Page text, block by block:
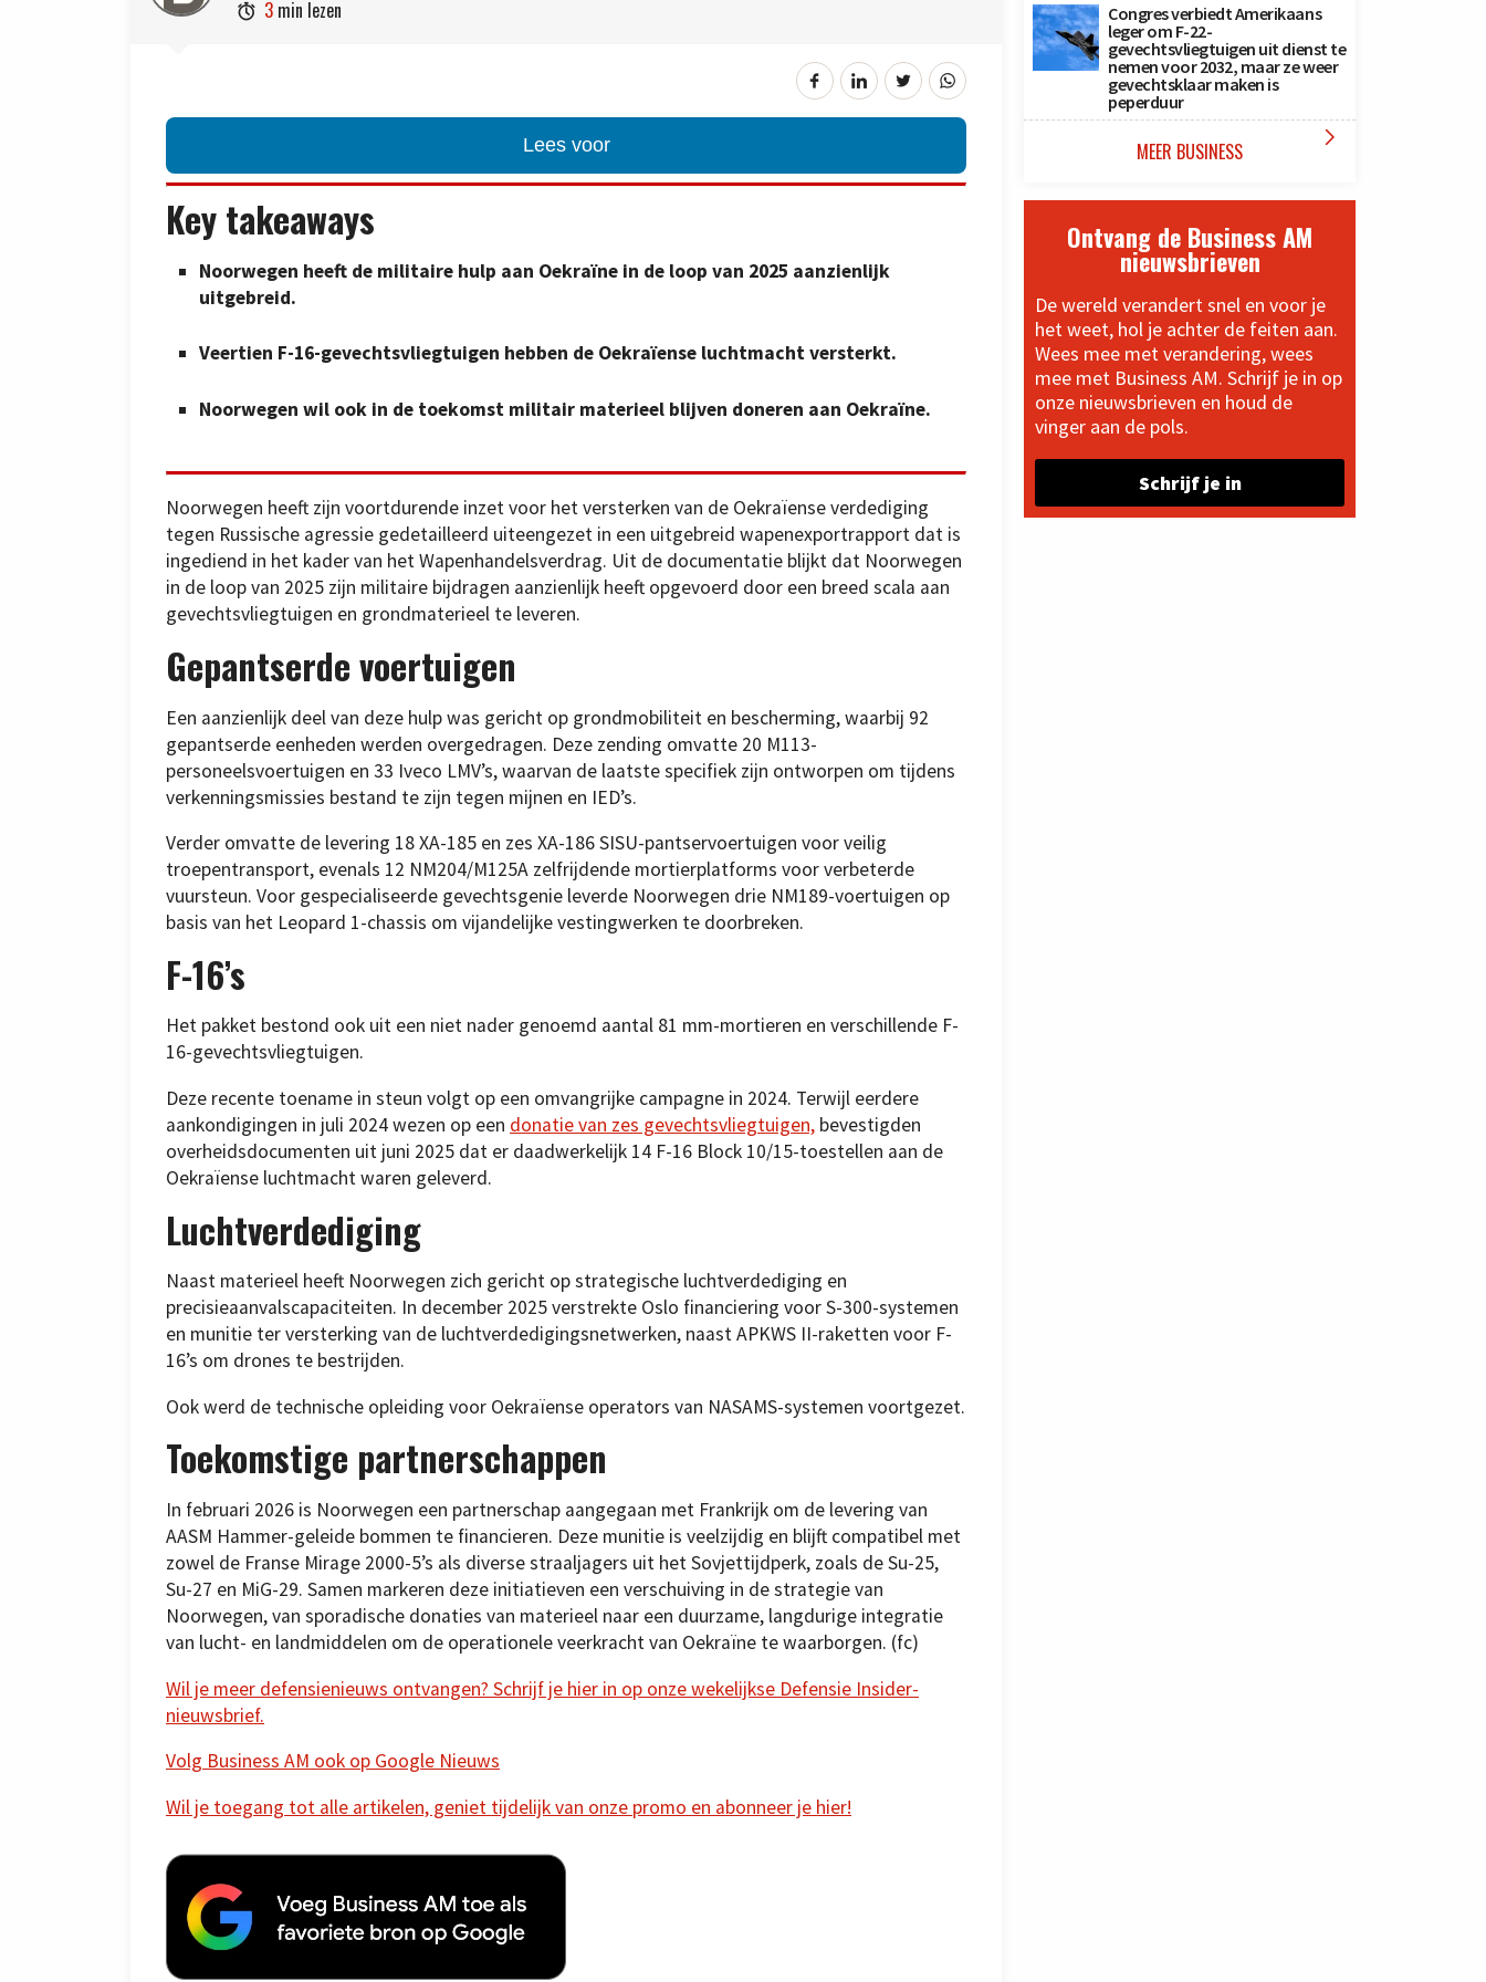
 3 min lezen
Lees voor
Key takeaways
Noorwegen heeft de militaire hulp aan Oekraïne in de loop van 2025 aanzienlijk
uitgebreid.
Veertien F-16-gevechtsvliegtuigen hebben de Oekraïense luchtmacht versterkt.
Noorwegen wil ook in de toekomst militair materieel blijven doneren aan Oekraïne.
Noorwegen heeft zijn voortdurende inzet voor het versterken van de Oekraïense verdediging
tegen Russische agressie gedetailleerd uiteengezet in een uitgebreid wapenexportrapport dat is
ingediend in het kader van het Wapenhandelsverdrag. Uit de documentatie blijkt dat Noorwegen
in de loop van 2025 zijn militaire bijdragen aanzienlijk heeft opgevoerd door een breed scala aan
gevechtsvliegtuigen en grondmaterieel te leveren.
Gepantserde voertuigen
Een aanzienlijk deel van deze hulp was gericht op grondmobiliteit en bescherming, waarbij 92
gepantserde eenheden werden overgedragen. Deze zending omvatte 20 M113-
personeelsvoertuigen en 33 Iveco LMV’s, waarvan de laatste specifiek zijn ontworpen om tijdens
verkenningsmissies bestand te zijn tegen mijnen en IED’s.
Verder omvatte de levering 18 XA-185 en zes XA-186 SISU-pantservoertuigen voor veilig
troepentransport, evenals 12 NM204/M125A zelfrijdende mortierplatforms voor verbeterde
vuursteun. Voor gespecialiseerde gevechtsgenie leverde Noorwegen drie NM189-voertuigen op
basis van het Leopard 1-chassis om vijandelijke vestingwerken te doorbreken.
F-16’s
Het pakket bestond ook uit een niet nader genoemd aantal 81 mm-mortieren en verschillende F-
16-gevechtsvliegtuigen.
Deze recente toename in steun volgt op een omvangrijke campagne in 2024. Terwijl eerdere
aankondigingen in juli 2024 wezen op een donatie van zes gevechtsvliegtuigen, bevestigden
overheidsdocumenten uit juni 2025 dat er daadwerkelijk 14 F-16 Block 10/15-toestellen aan de
Oekraïense luchtmacht waren geleverd.
Luchtverdediging
Naast materieel heeft Noorwegen zich gericht op strategische luchtverdediging en
precisieaanvalscapaciteiten. In december 2025 verstrekte Oslo financiering voor S-300-systemen
en munitie ter versterking van de luchtverdedigingsnetwerken, naast APKWS II-raketten voor F-
16’s om drones te bestrijden.
Ook werd de technische opleiding voor Oekraïense operators van NASAMS-systemen voortgezet.
Toekomstige partnerschappen
In februari 2026 is Noorwegen een partnerschap aangegaan met Frankrijk om de levering van
AASM Hammer-geleide bommen te financieren. Deze munitie is veelzijdig en blijft compatibel met
zowel de Franse Mirage 2000-5’s als diverse straaljagers uit het Sovjettijdperk, zoals de Su-25,
Su-27 en MiG-29. Samen markeren deze initiatieven een verschuiving in de strategie van
Noorwegen, van sporadische donaties van materieel naar een duurzame, langdurige integratie
van lucht- en landmiddelen om de operationele veerkracht van Oekraïne te waarborgen. (fc)
Wil je meer defensienieuws ontvangen? Schrijf je hier in op onze wekelijkse Defensie Insider-
nieuwsbrief.
Volg Business AM ook op Google Nieuws
Wil je toegang tot alle artikelen, geniet tijdelijk van onze promo en abonneer je hier!
Congres verbiedt Amerikaans
leger om F-22-
gevechtsvliegtuigen uit dienst te
nemen voor 2032, maar ze weer
gevechtsklaar maken is
peperduur
MEER BUSINESS 
Ontvang de Business AM
nieuwsbrieven
De wereld verandert snel en voor je
het weet, hol je achter de feiten aan.
Wees mee met verandering, wees
mee met Business AM. Schrijf je in op
onze nieuwsbrieven en houd de
vinger aan de pols.
Schrijf je in